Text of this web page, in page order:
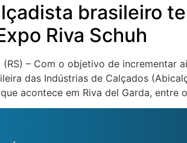
brasileiro
Riva Schuh
– Com o objetivo de incrementar
das Indústrias de Calçados
acontece em Riva del Garda, entre